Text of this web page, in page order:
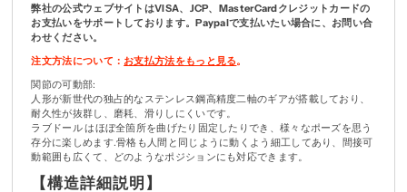
弊社の公式ウェブサイトはVISA、JCP、MasterCardクレジットカードの
お支払いをサポートしております。Paypalで支払いたい場合に、お問い合
わせください。
注文方法について： お支払方法をもっと見る。
関節の可動部:
人形が新世代の独占的なステンレス鋼高精度二軸のギアが搭載しており、
耐久性が抜群し、磨耗、滑りしにくいです。
ラブドール はほぼ全箇所を曲げたり固定したりでき、様々なポーズを思う
存分に楽しめます.骨格も人間と同じように動くよう細工してあり、間接可
動範囲も広くて、どのようなポジションにも対応できます。
【構造詳細説明 】